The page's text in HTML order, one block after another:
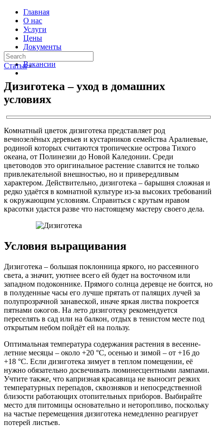
Главная
О нас
Услуги
Цены
Документы
Контакты
Вакансии
Статьи ›
Дизиготека – уход в домашних
условиях
Комнатный цветок дизиготека представляет род
вечнозелёных деревьев и кустарников семейства Аралиевые,
родиной которых считаются тропические острова Тихого
океана, от Полинезии до Новой Каледонии. Среди
цветоводов это оригинальное растение славится не только
привлекательной внешностью, но и привередливым
характером. Действительно, дизиготека – барышня сложная и
редко удаётся в комнатной культуре из-за высоких требований
к окружающим условиям. Справиться с крутым нравом
красотки удастся разве что настоящему мастеру своего дела.
Условия выращивания
Дизиготека – большая поклонница яркого, но рассеянного
света, а значит, уютнее всего ей будет на восточном или
западном подоконнике. Прямого солнца деревце не боится, но
в полуденные часы его лучше прятать от палящих лучей за
полупрозрачной занавеской, иначе яркая листва покроется
пятнами ожогов. На лето дизиготеку рекомендуется
переселять в сад или на балкон, отдых в тенистом месте под
открытым небом пойдёт ей на пользу.
Оптимальная температура содержания растения в весенне-
летние месяцы – около +20 °C, осенью и зимой – от +16 до
+18 °C. Если дизиготека зимует в теплом помещении, её
нужно обязательно досвечивать люминесцентными лампами.
Учтите также, что капризная красавица не выносит резких
температурных перепадов, сквозняков и непосредственной
близости работающих отопительных приборов. Выбирайте
место для питомицы основательно и неторопливо, поскольку
на частые перемещения дизиготека немедленно реагирует
потерей листьев.